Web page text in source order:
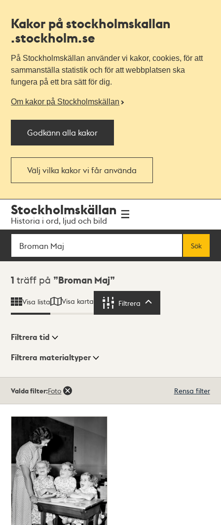
Kakor på stockholmskallan
.stockholm.se
På Stockholmskällan använder vi kakor, cookies, för att
sammanställa statistik och för att webbplatsen ska
fungera på ett bra sätt för dig.
Om kakor på Stockholmskällan
Godkänn alla kakor
Välj vilka kakor vi får använda
navigationen
huvudinnehållet
Stockholmskällan
Historia i ord, ljud och bild
Sök
Sök
Sökresultat
1 träff på Broman Maj
Visa lista Visa karta Filtrera
Visningsläge
Filtrera tid
Filtrera materialtyper
träffar
Valda filter:Foto Rensa filter